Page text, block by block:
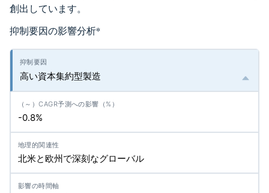
創出しています。
抑制要因の影響分析*
高い資本集約型製造
-0.8%
北米と欧州で深刻なグローバル